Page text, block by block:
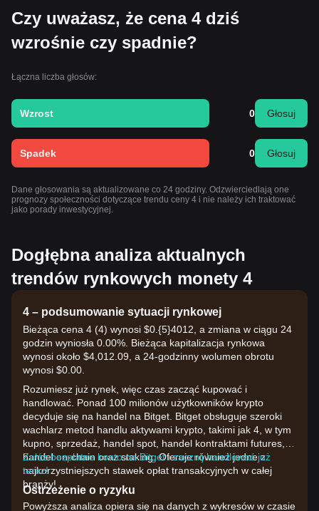
Czy uważasz, że cena 4 dziś
wzrośnie czy spadnie?
Łączna liczba głosów:
Wzrost 0 Głosuj
Spadek 0 Głosuj
Dane głosowania są aktualizowane co 24 godziny. Odzwierciedlają one
prognozy społeczności dotyczące trendu ceny 4 i nie należy ich traktować
jako porady inwestycyjnej.
Dogłębna analiza aktualnych
trendów rynkowych monety 4
4 – podsumowanie sytuacji rynkowej
Bieżąca cena 4 (4) wynosi $0.{​5}4012, a zmiana w ciągu 24
godzin wyniosła 0.00%. Bieżąca kapitalizacja rynkowa
wynosi około $4,012.09, a 24-godzinny wolumen obrotu
wynosi $0.00.
Rozumiesz już rynek, więc czas zacząć kupować i
handlować. Ponad 100 milionów użytkowników krypto
decyduje się na handel na Bitget. Bitget obsługuje szeroki
wachlarz metod handlu aktywami krypto, takimi jak 4, w tym
kupno, sprzedaż, handel spot, handel kontraktami futures,
handel on-chain oraz staking. Oferuje również jedne z
najkorzystniejszych stawek opłat transakcyjnych w całej
branży!
Załóż bezpłatne konto na Bitget i zacznij handlować już
teraz!
Ostrzeżenie o ryzyku
Powyższa analiza opiera się na danych z wykresów w czasie